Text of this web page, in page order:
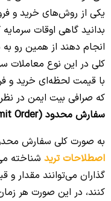
یکی از روش‌های خرید و
بدانید گاهی اوقات
انجام دهند از همین رو
کلی در این نوع معاملات
با قیمت لحظه‌ای خرید و
که صرافی بیت ایمن در
سفارش محدود (Limit Order)
به صورت کلی سفارش
اصطلاحات ترید شناخته
گذاران می‌توانند مقدار و
کنند، در این صورت هر